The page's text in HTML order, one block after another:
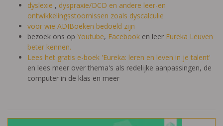
dyslexie , dyspraxie/DCD en andere leer-en
ontwikkelingsstoornissen zoals dyscalculie
voor wie ADIBoeken bedoeld zijn
bezoek ons op Youtube, Facebook en leer Eureka Leuven
beter kennen.
Lees het gratis e-boek 'Eureka: leren en leven in je talent'
en lees meer over thema's als redelijke aanpassingen, de
computer in de klas en meer